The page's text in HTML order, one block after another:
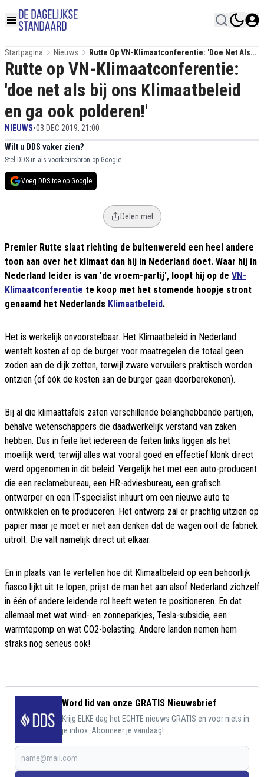
Startpagina Nieuws
Rutte Op VN-Klimaatconferentie: 'doe Net Als
Bij Ons Klimaatbeleid En Ga Ook Polderen!'
Rutte op VN-Klimaatconferentie:
'doe net als bij ons Klimaatbeleid
en ga ook polderen!'
NIEUWS•03 DEC 2019, 21:00
Wilt u DDS vaker zien?
Stel DDS in als voorkeursbron op Google.
Voeg DDS toe op Google
Delen met
Premier Rutte slaat richting de buitenwereld een heel andere
toon aan over het klimaat dan hij in Nederland doet. Waar hij in
Nederland leider is van 'de vroem-partij', loopt hij op de VN-
Klimaatconferentie te koop met het stomende hoopje stront
genaamd het Nederlands Klimaatbeleid.
Het is werkelijk onvoorstelbaar. Het Klimaatbeleid in Nederland
wentelt kosten af op de burger voor maatregelen die totaal geen
zoden aan de dijk zetten, terwijl zware vervuilers praktisch worden
ontzien (of óók de kosten aan de burger gaan doorberekenen).
Bij al die klimaattafels zaten verschillende belanghebbende partijen,
behalve wetenschappers die daadwerkelijk verstand van zaken
hebben. Dus in feite liet iedereen de feiten links liggen als het
moeilijk werd, terwijl alles wat vooral goed en effectief klonk direct
werd opgenomen in dit beleid. Vergelijk het met een auto-producent
die een reclamebureau, een HR-adviesbureau, een grafisch
ontwerper en een IT-specialist inhuurt om een nieuwe auto te
ontwikkelen en te produceren. Het ontwerp zal er prachtig uitzien op
papier maar je moet er niet aan denken dat de wagen ooit de fabriek
uitrolt. Die valt namelijk direct uit elkaar.
En in plaats van te vertellen hoe dit Klimaatbeleid op een behoorlijk
fiasco lijkt uit te lopen, prijst de man het aan alsof Nederland zichzelf
in één of andere leidende rol heeft weten te positioneren. En dat
allemaal met wat wind- en zonneparkjes, Tesla-subsidie, een
warmtepomp en wat CO2-belasting. Andere landen nemen hem
straks nog serieus ook!
Word lid van onze GRATIS Nieuwsbrief
Krijg ELKE dag het ECHTE nieuws GRATIS en voor niets in
je inbox. Abonneer je vandaag!